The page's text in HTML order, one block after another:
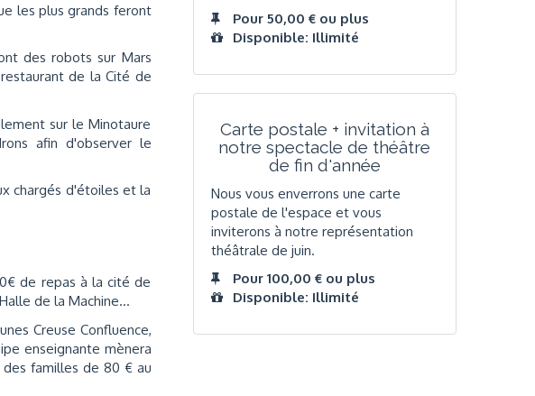
les plus grands feront
des robots sur Mars
de la Cité de
sur le Minotaure
afin d'observer le
chargés d'étoiles et la
de repas à la cité de
de la Machine...
Creuse Confluence,
enseignante mènera
familles de 80 € au
Pour 50,00 € ou plus
Disponible: Illimité
Carte postale + invitation à
notre spectacle de théâtre
de fin d'année
Nous vous enverrons une carte
postale de l'espace et vous
inviterons à notre représentation
théâtrale de juin.
Pour 100,00 € ou plus
Disponible: Illimité